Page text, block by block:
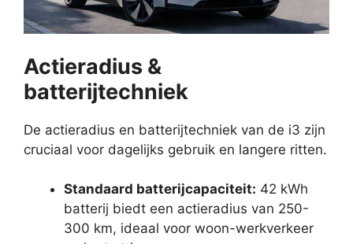
Actieradius &
batterijtechniek
De actieradius en batterijtechniek van de i3 zijn
cruciaal voor dagelijks gebruik en langere ritten.
Standaard batterijcapaciteit: 42 kWh
batterij biedt een actieradius van 250-
300 km, ideaal voor woon-werkverkeer